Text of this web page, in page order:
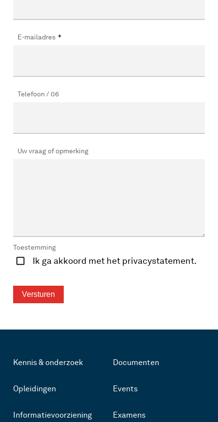
E-mailadres *
Telefoon / 06
Uw vraag of opmerking
Toestemming
Ik ga akkoord met het privacystatement.
Kennis & onderzoek
Opleidingen
Informatievoorziening
Documenten
Events
Examens